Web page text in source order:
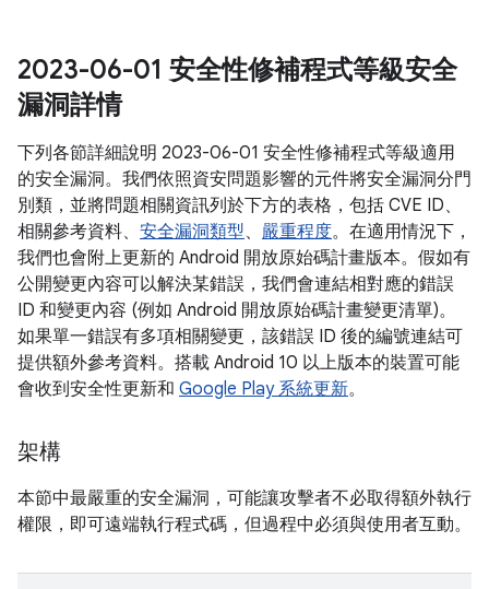
2023-06-01 安全性修補程式等級安全
漏洞詳情
下列各節詳細說明 2023-06-01 安全性修補程式等級適用
的安全漏洞。我們依照資安問題影響的元件將安全漏洞分門
別類，並將問題相關資訊列於下方的表格，包括 CVE ID、
相關參考資料、 安全漏洞類型、 嚴重程度。在適用情況下，
我們也會附上更新的 Android 開放原始碼計畫版本。假如有
公開變更內容可以解決某錯誤，我們會連結相對應的錯誤
ID 和變更內容 (例如 Android 開放原始碼計畫變更清單)。
如果單一錯誤有多項相關變更，該錯誤 ID 後的編號連結可
提供額外參考資料。搭載 Android 10 以上版本的裝置可能
會收到安全性更新和 Google Play 系統更新。
架構
本節中最嚴重的安全漏洞，可能讓攻擊者不必取得額外執行
權限，即可遠端執行程式碼，但過程中必須與使用者互動。